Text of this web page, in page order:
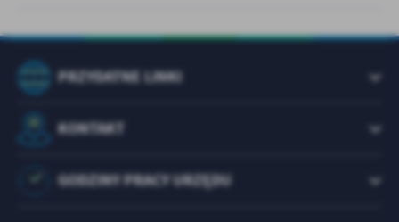
PRZYDATNE LINKI
KONTAKT
GODZINY PRACY URZĘDU